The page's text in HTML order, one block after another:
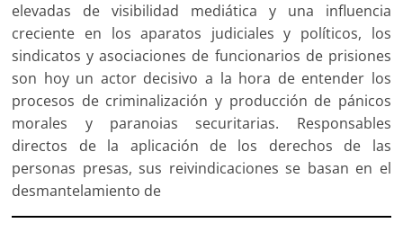
elevadas de visibilidad mediática y una influencia
creciente en los aparatos judiciales y políticos, los
sindicatos y asociaciones de funcionarios de prisiones
son hoy un actor decisivo a la hora de entender los
procesos de criminalización y producción de pánicos
morales y paranoias securitarias. Responsables
directos de la aplicación de los derechos de las
personas presas, sus reivindicaciones se basan en el
desmantelamiento de